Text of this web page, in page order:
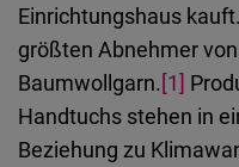
Einrichtungshaus
größten Abnehmer
Baumwollgarn.[1]
Handtuchs stehen in
Beziehung zu
Newsletter2go
Embed
Podigee
Embed